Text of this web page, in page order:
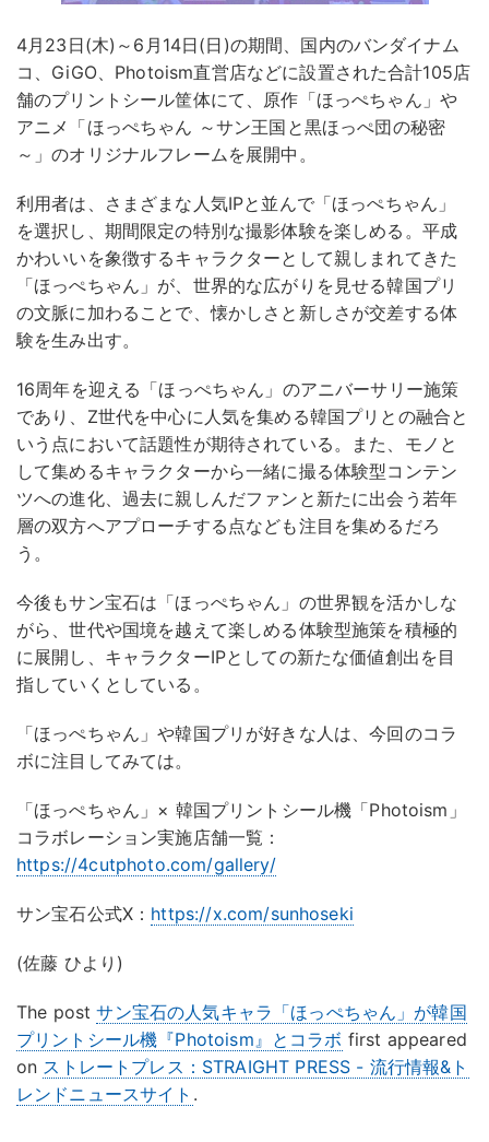
4月23日(木)～6月14日(日)の期間、国内のバンダイナム
コ、GiGO、Photoism直営店などに設置された合計105店
舗のプリントシール筐体にて、原作「ほっぺちゃん」や
アニメ「ほっぺちゃん ～サン王国と黒ほっぺ団の秘密
～」のオリジナルフレームを展開中。
利用者は、さまざまな人気IPと並んで「ほっぺちゃん」
を選択し、期間限定の特別な撮影体験を楽しめる。平成
かわいいを象徴するキャラクターとして親しまれてきた
「ほっぺちゃん」が、世界的な広がりを見せる韓国プリ
の文脈に加わることで、懐かしさと新しさが交差する体
験を生み出す。
16周年を迎える「ほっぺちゃん」のアニバーサリー施策
であり、Z世代を中心に人気を集める韓国プリとの融合と
いう点において話題性が期待されている。また、モノと
して集めるキャラクターから一緒に撮る体験型コンテン
ツへの進化、過去に親しんだファンと新たに出会う若年
層の双方へアプローチする点なども注目を集めるだろ
う。
今後もサン宝石は「ほっぺちゃん」の世界観を活かしな
がら、世代や国境を越えて楽しめる体験型施策を積極的
に展開し、キャラクターIPとしての新たな価値創出を目
指していくとしている。
「ほっぺちゃん」や韓国プリが好きな人は、今回のコラ
ボに注目してみては。
「ほっぺちゃん」× 韓国プリントシール機「Photoism」
コラボレーション実施店舗一覧：
https://4cutphoto.com/gallery/
サン宝石公式X： https://x.com/sunhoseki
(佐藤 ひより)
The postサン宝石の人気キャラ「ほっぺちゃん」が韓国
プリントシール機『Photoism』とコラボ first appeared
on ストレートプレス：STRAIGHT PRESS - 流行情報&ト
レンドニュースサイト .